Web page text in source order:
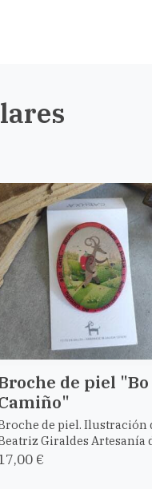
de piel "Bo
de piel. Ilustración
Giraldes Artesanía
€